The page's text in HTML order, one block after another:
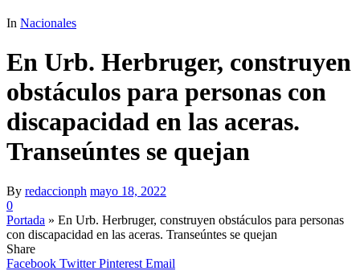
In Nacionales
En Urb. Herbruger, construyen
obstáculos para personas con
discapacidad en las aceras.
Transeúntes se quejan
By redaccionph mayo 18, 2022
0
Portada » En Urb. Herbruger, construyen obstáculos para personas
con discapacidad en las aceras. Transeúntes se quejan
Share
Facebook Twitter Pinterest Email